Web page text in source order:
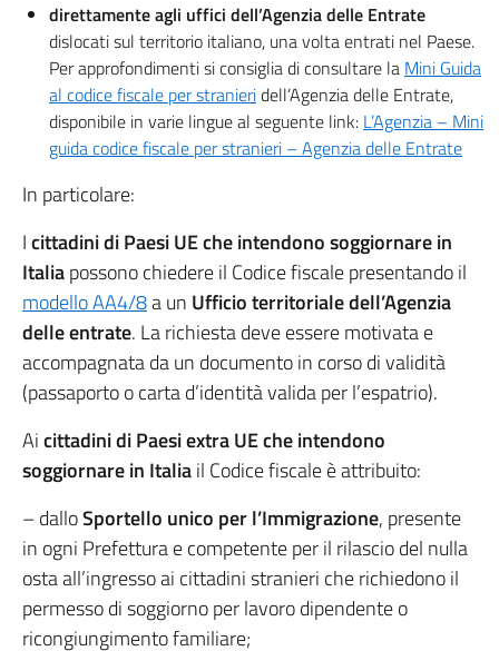
direttamente agli uffici dell’Agenzia delle Entrate
dislocati sul territorio italiano, una volta entrati nel Paese.
Per approfondimenti si consiglia di consultare la Mini Guida
al codice fiscale per stranieridell’Agenzia delle Entrate,
disponibile in varie lingue al seguente link: L’Agenzia – Mini
guida codice fiscale per stranieri – Agenzia delle Entrate
In particolare:
Icittadini di Paesi UE che intendono soggiornare in
Italiapossono chiedere il Codice fiscale presentando il
modello AA4/8a un Ufficio territoriale dell’Agenzia
delle entrate. La richiesta deve essere motivata e
accompagnata da un documento in corso di validità
(passaporto o carta d’identità valida per l’espatrio).
Aicittadini di Paesi extra UE che intendono
soggiornare in Italiail Codice fiscale è attribuito:
– dalloSportello unico per l’Immigrazione, presente
in ogni Prefettura e competente per il rilascio del nulla
osta all’ingresso ai cittadini stranieri che richiedono il
permesso di soggiorno per lavoro dipendente o
ricongiungimento familiare;